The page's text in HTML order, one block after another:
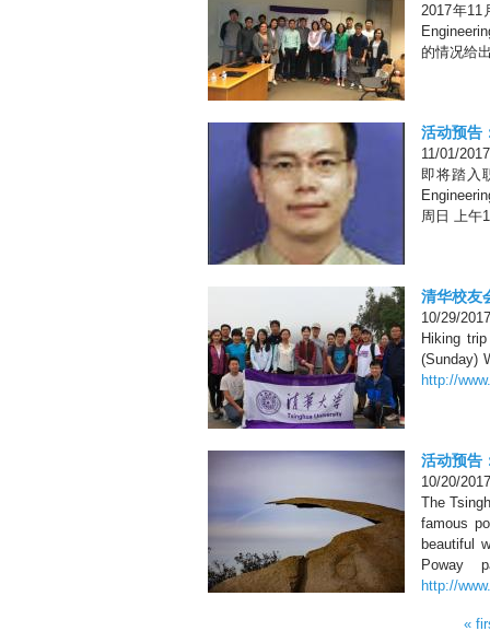
2017年11
的情况给
活动预告
11/01/2017
即将踏入
周日 上午
清华校友
10/29/2017
Hiking
(Sunday)
http://
活动预告
10/20/2017
The
famous
beautiful
Poway
http://
«